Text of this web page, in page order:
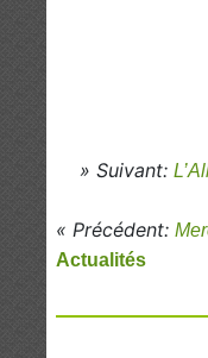
» Suivant:
« Précédent:
Actualités